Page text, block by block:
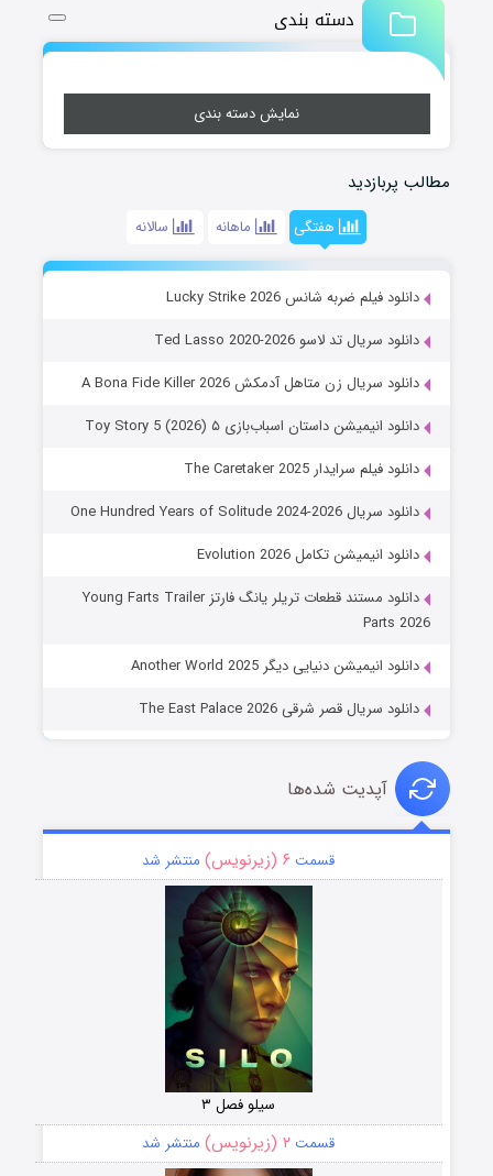
دسته بندی
نمایش دسته بندی
مطالب پربازدید
هفتگی ماهانه سالانه
دانلود فیلم ضربه شانس Lucky Strike 2026
دانلود سریال تد لاسو Ted Lasso 2020-2026
دانلود سریال زن متاهل آدمکش A Bona Fide Killer 2026
دانلود انیمیشن داستان اسباب‌بازی ۵ Toy Story 5 (2026)
دانلود فیلم سرایدار The Caretaker 2025
دانلود سریال One Hundred Years of Solitude 2024-2026
دانلود انیمیشن تکامل Evolution 2026
دانلود مستند قطعات تریلر یانگ فارتز Young Farts Trailer
Parts 2026
دانلود انیمیشن دنیایی دیگر Another World 2025
دانلود سریال قصر شرقی The East Palace 2026
آپدیت شده‌ها
قسمت ۶ (زیرنویس) منتشر شد
سیلو فصل ۳
قسمت ۲ (زیرنویس) منتشر شد